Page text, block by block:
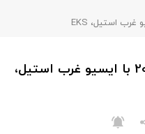
سیم کشی موتور TU3 پژو 206 با ایسیو غرب استيل،